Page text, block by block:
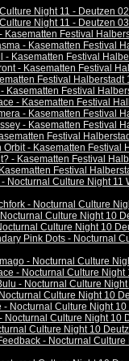
Night 11 - Deutzen
Night 11 - Deutzen
Kasematten Festival
- Kasematten Festival
- Kasematten Festival
- Kasematten Festival
Festival Halberstadt
Kasematten Festival
- Kasematten Festival
- Kasematten Festival
- Kasematten Festival
Festival
Orbit - Kasematten Festival
- Kasematten Festival
Festival
Nocturnal Culture Night 11
- Nocturnal Culture
Culture Night 10
Culture Night 10
Pink Dots - Nocturnal
- Nocturnal Culture
- Nocturnal Culture
- Nocturnal Culture
Culture Night 10
- Nocturnal Culture Night
Nocturnal Culture Night 10
Culture Night 10
- Nocturnal Culture